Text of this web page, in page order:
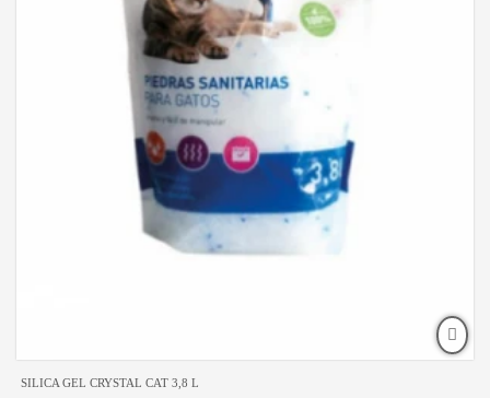
SILICA GEL CRYSTAL CAT 3,8 L